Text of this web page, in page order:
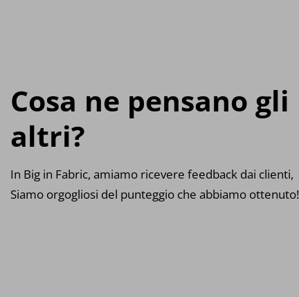
Cosa ne pensano gli
altri?
In Big in Fabric, amiamo ricevere feedback dai clienti,
Siamo orgogliosi del punteggio che abbiamo ottenuto!